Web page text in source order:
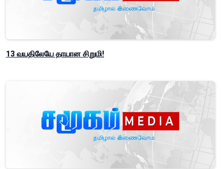
13 வயதிலேயே தாயான சிறுமி!